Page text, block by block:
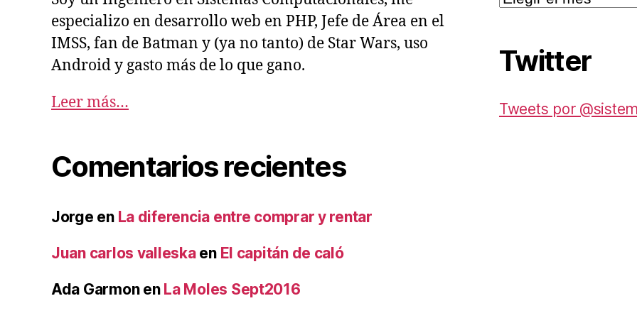
especializo en desarrollo web en PHP, Jefe de Área en el
IMSS, fan de Batman y (ya no tanto) de Star Wars, uso
Android y gasto más de lo que gano.
Leer más…
Comentarios recientes
Jorge en La diferencia entre comprar y rentar
Juan carlos valleskaen El capitán de caló
Ada Garmonen La Moles Sept2016
Twitter
Tweets por